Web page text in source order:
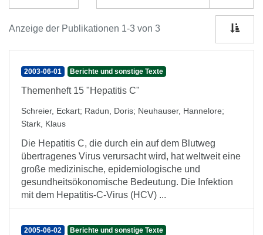
Anzeige der Publikationen 1-3 von 3
2003-06-01 Berichte und sonstige Texte
Themenheft 15 "Hepatitis C"
Schreier, Eckart; Radun, Doris; Neuhauser, Hannelore;
Stark, Klaus
Die Hepatitis C, die durch ein auf dem Blutweg
übertragenes Virus verursacht wird, hat weltweit eine
große medizinische, epidemiologische und
gesundheitsökonomische Bedeutung. Die Infektion
mit dem Hepatitis-C-Virus (HCV) ...
2005-06-02 Berichte und sonstige Texte